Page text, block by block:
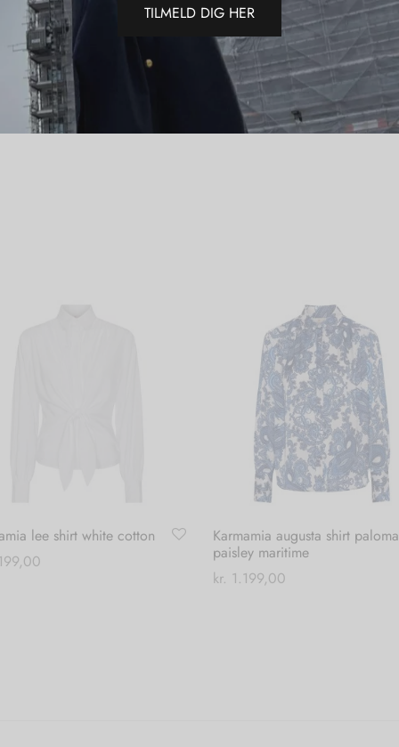
TILMELD DIG HER
Varemærke:
Del
lee shirt white cotton
Karmamia augusta shirt paloma
paisley maritime
kr. 1.199,00